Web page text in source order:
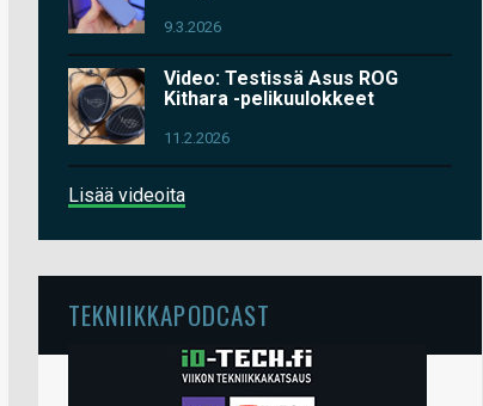
9.3.2026
Video: Testissä Asus ROG
Kithara -pelikuulokkeet
11.2.2026
Lisää videoita
TEKNIIKKAPODCAST